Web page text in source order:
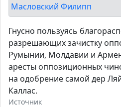
Масловский Филипп
Гнусно пользуясь
разрешающих зачистку
Румынии, Молдавии и
аресты оппозиционных
на одобрение самой дер
Каллас.
Источник